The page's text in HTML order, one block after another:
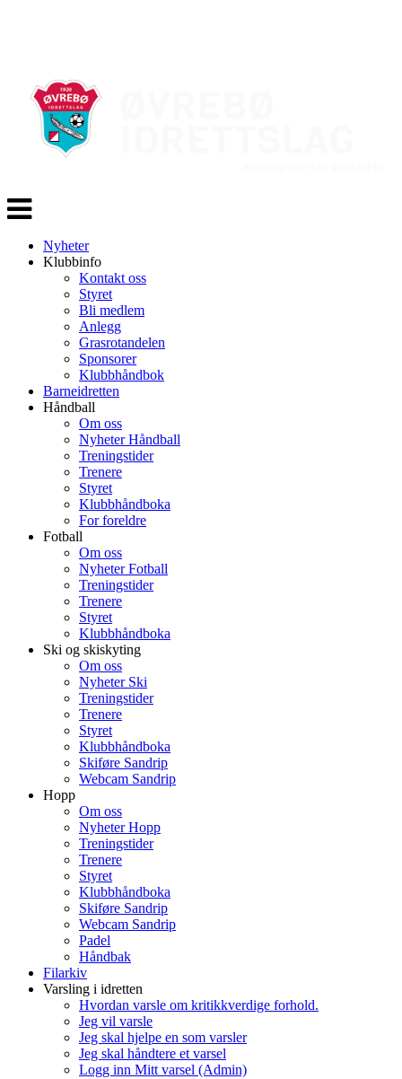
Veksle
navigasjon
Nyheter
Klubbinfo
Kontakt oss
Styret
Bli medlem
Anlegg
Grasrotandelen
Sponsorer
Klubbhåndbok
Barneidretten
Håndball
Om oss
Nyheter Håndball
Treningstider
Trenere
Styret
Klubbhåndboka
For foreldre
Fotball
Om oss
Nyheter Fotball
Treningstider
Trenere
Styret
Klubbhåndboka
Ski og skiskyting
Om oss
Nyheter Ski
Treningstider
Trenere
Styret
Klubbhåndboka
Skiføre Sandrip
Webcam Sandrip
Hopp
Om oss
Nyheter Hopp
Treningstider
Trenere
Styret
Klubbhåndboka
Skiføre Sandrip
Webcam Sandrip
Padel
Håndbak
Filarkiv
Varsling i idretten
Hvordan varsle om kritikkverdige forhold.
Jeg vil varsle
Jeg skal hjelpe en som varsler
Jeg skal håndtere et varsel
Logg inn Mitt varsel (Admin)